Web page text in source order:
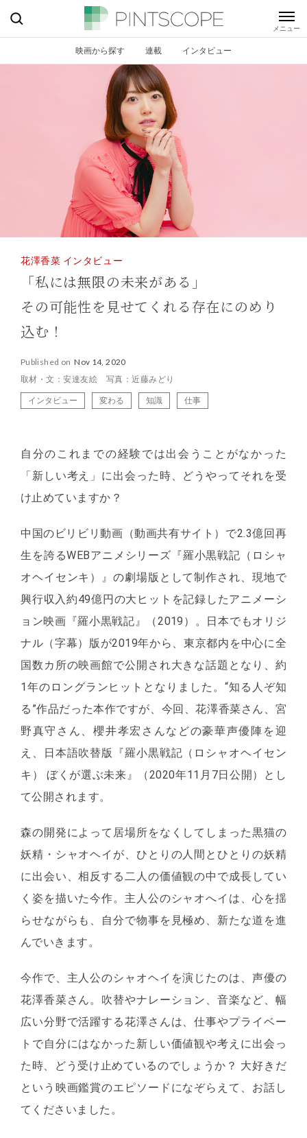
映画から探す 連載 インタビュー
花澤香菜 インタビュー
「私には無限の未来がある」
その可能性を見せてくれる存在にのめり
込む！
Published on Nov 14, 2020
取材・文：安達友絵 写真：近藤みどり
インタビュー 変わる 知識 仕事
自分のこれまでの経験では出会うことがなかった
「新しい考え」に出会った時、どうやってそれを受
け止めていますか？
中国のビリビリ動画（動画共有サイト）で2.3億回再
生を誇るWEBアニメシリーズ『羅小黒戦記（ロシャ
オヘイセンキ）』の劇場版として制作され、現地で
興行収入約49億円の大ヒットを記録したアニメーシ
ョン映画『羅小黒戦記』（2019）。日本でもオリジ
ナル（字幕）版が2019年から、東京都内を中心に全
国数カ所の映画館で公開され大きな話題となり、約
1年のロングランヒットとなりました。“知る人ぞ知
る”作品だった本作ですが、今回、花澤香菜さん、宮
野真守さん、櫻井孝宏さんなどの豪華声優陣を迎
え、日本語吹替版『羅小黒戦記（ロシャオヘイセン
キ） ぼくが選ぶ未来』（2020年11月7日公開）とし
て公開されます。
森の開発によって居場所をなくしてしまった黒猫の
妖精・シャオヘイが、ひとりの人間とひとりの妖精
に出会い、相反する二人の価値観の中で成長してい
く姿を描いた今作。主人公のシャオへイは、心を揺
らせながらも、自分で物事を見極め、新たな道を進
んでいきます。
今作で、主人公のシャオヘイを演じたのは、声優の
花澤香菜さん。吹替やナレーション、音楽など、幅
広い分野で活躍する花澤さんは、仕事やプライベー
トで自分にはなかった新しい価値観や考えに出会っ
た時、どう受け止めているのでしょうか？ 大好きだ
という映画鑑賞のエピソードになぞらえて、お話し
てくださいました。